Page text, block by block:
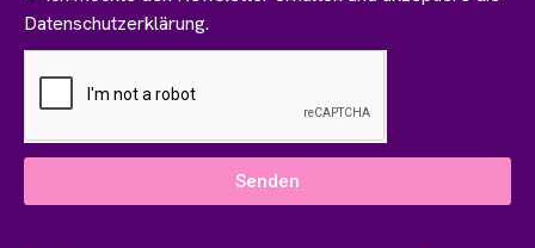
Datenschutzerklärung.
Senden